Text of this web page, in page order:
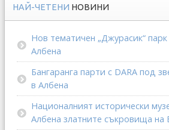
НАЙ-ЧЕТЕНИ НОВИНИ
Нов тематичен „Джурасик“
Албена
Бангаранга парти с DARA под
в Албена
Националният исторически
Албена златните съкровища на